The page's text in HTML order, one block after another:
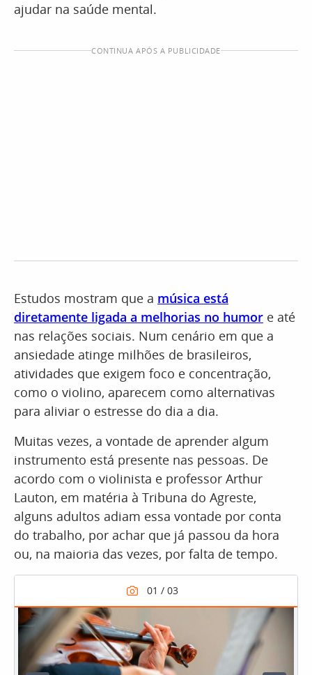
ajudar na saúde mental.
CONTINUA APÓS A PUBLICIDADE
Estudos mostram que a música está
diretamente ligada a melhorias no humor e até
nas relações sociais. Num cenário em que a
ansiedade atinge milhões de brasileiros,
atividades que exigem foco e concentração,
como o violino, aparecem como alternativas
para aliviar o estresse do dia a dia.
Muitas vezes, a vontade de aprender algum
instrumento está presente nas pessoas. De
acordo com o violinista e professor Arthur
Lauton, em matéria à Tribuna do Agreste,
alguns adultos adiam essa vontade por conta
do trabalho, por achar que já passou da hora
ou, na maioria das vezes, por falta de tempo.